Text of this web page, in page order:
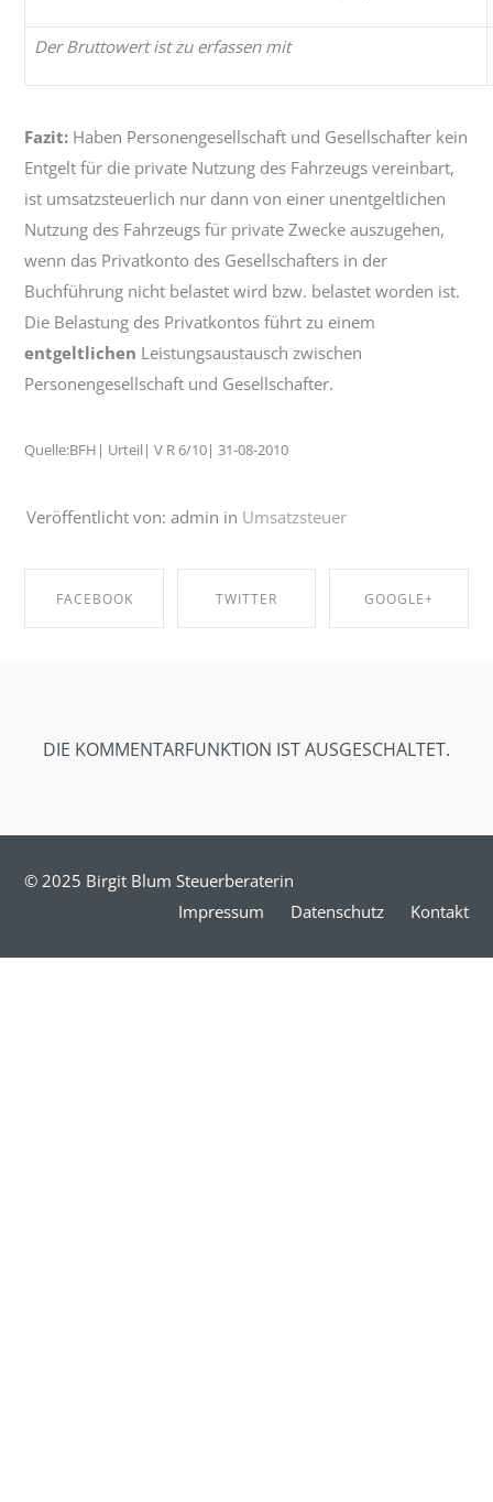
Der Bruttowert ist zu erfassen mit
Fazit: Haben Personengesellschaft und Gesellschafter kein
Entgelt für die private Nutzung des Fahrzeugs vereinbart,
ist umsatzsteuerlich nur dann von einer unentgeltlichen
Nutzung des Fahrzeugs für private Zwecke auszugehen,
wenn das Privatkonto des Gesellschafters in der
Buchführung nicht belastet wird bzw. belastet worden ist.
Die Belastung des Privatkontos führt zu einem
entgeltlichen Leistungsaustausch zwischen
Personengesellschaft und Gesellschafter.
Quelle:BFH| Urteil| V R 6/10| 31-08-2010
Veröffentlicht von: admin in Umsatzsteuer
FACEBOOK TWITTER GOOGLE+
DIE KOMMENTARFUNKTION IST AUSGESCHALTET.
© 2025 Birgit Blum Steuerberaterin
Impressum
Datenschutz Kontakt